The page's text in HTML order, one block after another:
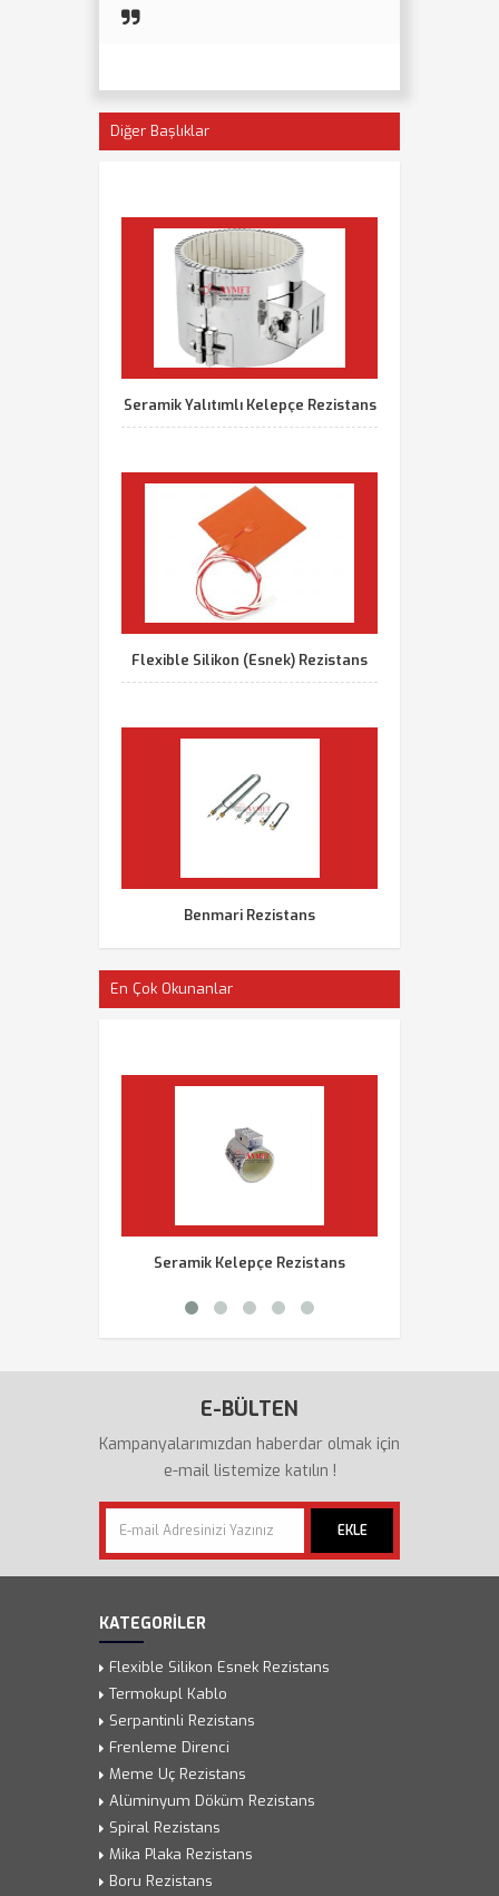
Diğer Başlıklar
Seramik Yalıtımlı Kelepçe Rezistans
Flexible Silikon (Esnek) Rezistans
Benmari Rezistans
En Çok Okunanlar
Seramik Kelepçe Rezistans
E-BÜLTEN
Kampanyalarımızdan haberdar olmak için
e-mail listemize katılın !
EKLE
KATEGORİLER
Flexible Silikon Esnek Rezistans
Termokupl Kablo
Serpantinli Rezistans
Frenleme Direnci
Meme Uç Rezistans
Alüminyum Döküm Rezistans
Spiral Rezistans
Mika Plaka Rezistans
Boru Rezistans